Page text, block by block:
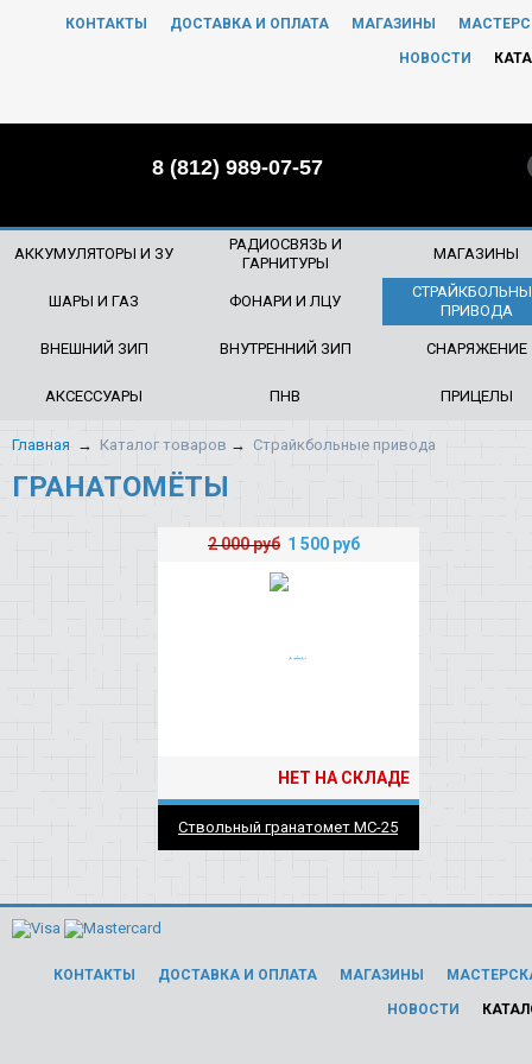
КОНТАКТЫ ДОСТАВКА И ОПЛАТА МАГАЗИНЫ
НОВОСТИ
8 (812) 989-07-57
АККУМУЛЯТОРЫ И ЗУ
РАДИОСВЯЗЬ И
ГАРНИТУРЫ
МАГАЗИНЫ
ШАРЫ И ГАЗ ФОНАРИ И ЛЦУ
ПРИВОДА
ВНЕШНИЙ ЗИП ВНУТРЕННИЙ ЗИП СНАРЯЖЕНИЕ
АКСЕССУАРЫ ПНВ ПРИЦЕЛЫ
Главная → Каталог товаров → Страйкбольные привода
ГРАНАТОМЁТЫ
2 000руб 1 500 руб
НЕТ НА СКЛАДЕ
Ствольный гранатомет МС-25
КОНТАКТЫ ДОСТАВКА И ОПЛАТА МАГАЗИНЫ
НОВОСТИ
ЧТО БУДЕМ ИСКАТЬ?